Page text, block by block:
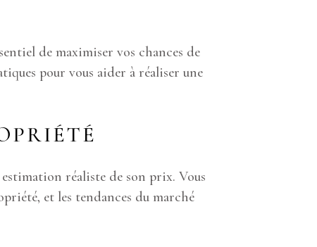
de maximiser vos chances de
pour vous aider à réaliser une
réaliste de son prix. Vous
et les tendances du marché